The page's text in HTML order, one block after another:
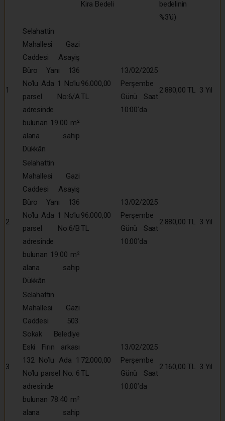
Kira Bedeli
bedelinin
%3’ü)
1
Selahattin
Mahallesi Gazi
Caddesi Asayiş
Büro Yanı 136
No’lu Ada 1 No’lu
parsel No:6/A
adresinde
bulunan 19.00 m²
alana sahip
Dükkân
96.000,00
TL
13/02/2025
Perşembe
Günü Saat
10:00’da
2.880,00 TL 3 Yıl
2
Selahattin
Mahallesi Gazi
Caddesi Asayiş
Büro Yanı 136
No’lu Ada 1 No’lu
parsel No:6/B
adresinde
bulunan 19.00 m²
alana sahip
Dükkân
96.000,00
TL
13/02/2025
Perşembe
Günü Saat
10:00’da
2.880,00 TL 3 Yıl
3
Selahattin
Mahallesi Gazi
Caddesi 503.
Sokak Belediye
Eski Fırın arkası
132 No’lu Ada 1
No’lu parsel No: 6
adresinde
bulunan 78.40 m²
alana sahip
72.000,00
TL
13/02/2025
Perşembe
Günü Saat
10:00’da
2.160,00 TL 3 Yıl